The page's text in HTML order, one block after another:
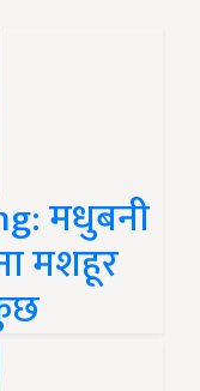
मधुबनी
मशहूर